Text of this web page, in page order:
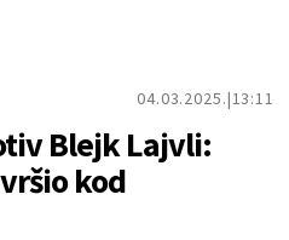
04.03.2025. 13:11
Blejk Lajvli:
kod